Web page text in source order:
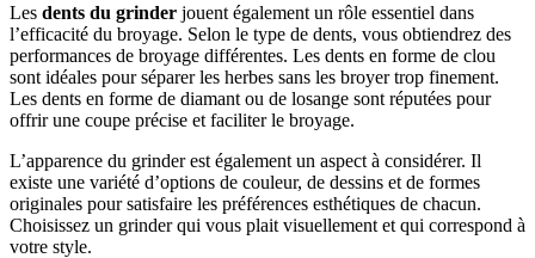
Les dents du grinder jouent également un rôle essentiel dans
l’efficacité du broyage. Selon le type de dents, vous obtiendrez des
performances de broyage différentes. Les dents en forme de clou
sont idéales pour séparer les herbes sans les broyer trop finement.
Les dents en forme de diamant ou de losange sont réputées pour
offrir une coupe précise et faciliter le broyage.
L’apparence du grinder est également un aspect à considérer. Il
existe une variété d’options de couleur, de dessins et de formes
originales pour satisfaire les préférences esthétiques de chacun.
Choisissez un grinder qui vous plait visuellement et qui correspond à
votre style.